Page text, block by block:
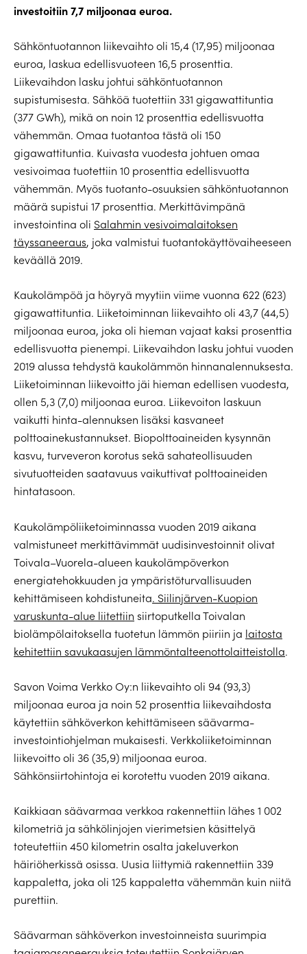
investoitiin 7,7 miljoonaa euroa.
Sähköntuotannon liikevaihto oli 15,4 (17,95) miljoonaa
euroa, laskua edellisvuoteen 16,5 prosenttia.
Liikevaihdon lasku johtui sähköntuotannon
supistumisesta. Sähköä tuotettiin 331 gigawattituntia
(377 GWh), mikä on noin 12 prosenttia edellisvuotta
vähemmän. Omaa tuotantoa tästä oli 150
gigawattituntia. Kuivasta vuodesta johtuen omaa
vesivoimaa tuotettiin 10 prosenttia edellisvuotta
vähemmän. Myös tuotanto-osuuksien sähköntuotannon
määrä supistui 17 prosenttia. Merkittävimpänä
investointina oli Salahmin vesivoimalaitoksen
täyssaneeraus, joka valmistui tuotantokäyttövaiheeseen
keväällä 2019.
Kaukolämpöä ja höyryä myytiin viime vuonna 622 (623)
gigawattituntia. Liiketoiminnan liikevaihto oli 43,7 (44,5)
miljoonaa euroa, joka oli hieman vajaat kaksi prosenttia
edellisvuotta pienempi. Liikevaihdon lasku johtui vuoden
2019 alussa tehdystä kaukolämmön hinnanalennuksesta.
Liiketoiminnan liikevoitto jäi hieman edellisen vuodesta,
ollen 5,3 (7,0) miljoonaa euroa. Liikevoiton laskuun
vaikutti hinta-alennuksen lisäksi kasvaneet
polttoainekustannukset. Biopolttoaineiden kysynnän
kasvu, turveveron korotus sekä sahateollisuuden
sivutuotteiden saatavuus vaikuttivat polttoaineiden
hintatasoon.
Kaukolämpöliiketoiminnassa vuoden 2019 aikana
valmistuneet merkittävimmät uudisinvestoinnit olivat
Toivala–Vuorela-alueen kaukolämpöverkon
energiatehokkuuden ja ympäristöturvallisuuden
kehittämiseen kohdistuneita. Siilinjärven-Kuopion
varuskunta-alue liitettiin siirtoputkella Toivalan
biolämpölaitoksella tuotetun lämmön piiriin ja laitosta
kehitettiin savukaasujen lämmöntalteenottolaitteistolla.
Savon Voima Verkko Oy:n liikevaihto oli 94 (93,3)
miljoonaa euroa ja noin 52 prosenttia liikevaihdosta
käytettiin sähköverkon kehittämiseen säävarma-
investointiohjelman mukaisesti. Verkkoliiketoiminnan
liikevoitto oli 36 (35,9) miljoonaa euroa.
Sähkönsiirtohintoja ei korotettu vuoden 2019 aikana.
Kaikkiaan säävarmaa verkkoa rakennettiin lähes 1 002
kilometriä ja sähkölinjojen vierimetsien käsittelyä
toteutettiin 450 kilometrin osalta jakeluverkon
häiriöherkissä osissa. Uusia liittymiä rakennettiin 339
kappaletta, joka oli 125 kappaletta vähemmän kuin niitä
purettiin.
Säävarman sähköverkon investoinneista suurimpia